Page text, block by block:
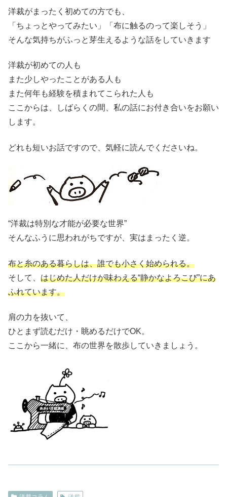
洋裁がまったく初めての方でも、
「ちょっとやってみたい」「布に触るのって楽しそう」
そんな気持ちがふっと芽生えるような話をしていきます
洋裁が初めての人も
また少しやったことがある人も
また何年も経験を積まれてこられた人も
ここからは、しばらくの間、私の話にお付き合いをお願い
します。
どれも短いお話ですので、気軽に読んでくださいね。
“洋裁は特別な才能が必要な世界”
そんなふうに思われがちですが、実はまったく逆。
布と糸のある暮らしは、誰でも小さく始められる。
そして、 はじめた人だけが味わえる“静かなよろこび”にあ
ふれています。
肩の力を抜いて、
ひとまず読むだけ・眺めるだけでOK。
ここから一緒に、布の世界を散歩していきましょう。